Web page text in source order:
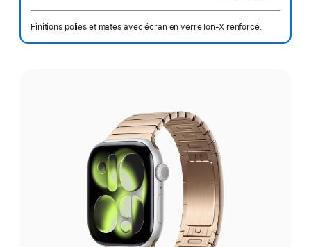
page
Finitions polies et mates avec écran en verre Ion‑X renforcé.